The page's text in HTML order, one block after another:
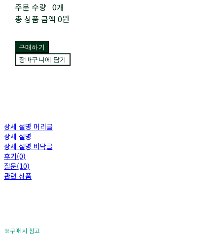
주문 수량 0개
총 상품 금액 0원
구매하기
장바구니에 담기
상세 설명 머리글
상세 설명
상세 설명 바닥글
후기(0)
질문(10)
관련 상품
※구매 시 참고